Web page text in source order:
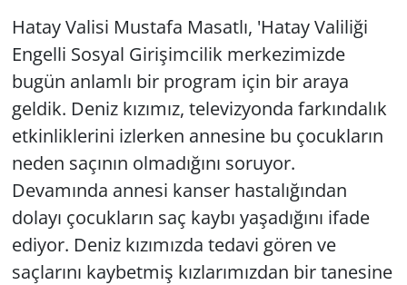
Hatay Valisi Mustafa Masatlı, 'Hatay Valiliği
Engelli Sosyal Girişimcilik merkezimizde
bugün anlamlı bir program için bir araya
geldik. Deniz kızımız, televizyonda farkındalık
etkinliklerini izlerken annesine bu çocukların
neden saçının olmadığını soruyor.
Devamında annesi kanser hastalığından
dolayı çocukların saç kaybı yaşadığını ifade
ediyor. Deniz kızımızda tedavi gören ve
saçlarını kaybetmiş kızlarımızdan bir tanesine